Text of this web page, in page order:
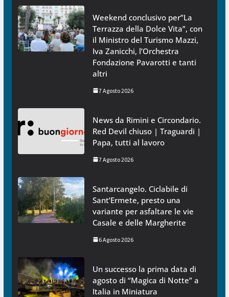
Weekend conclusivo per”La
Terrazza della Dolce Vita”, con
il Ministro del Turismo Mazzi,
Iva Zanicchi, l’Orchestra
Fondazione Pavarotti e tanti
altri
7 Agosto 2026
News da Rimini e Circondario.
Red Devil chiuso | Traguardi |
Papa, tutti al lavoro
7 Agosto 2026
Santarcangelo. Ciclabile di
Sant’Ermete, presto una
variante per asfaltare le vie
Casale e delle Margherite
6 Agosto 2026
Un successo la prima data di
agosto di “Magica di Notte” a
Italia in Miniatura